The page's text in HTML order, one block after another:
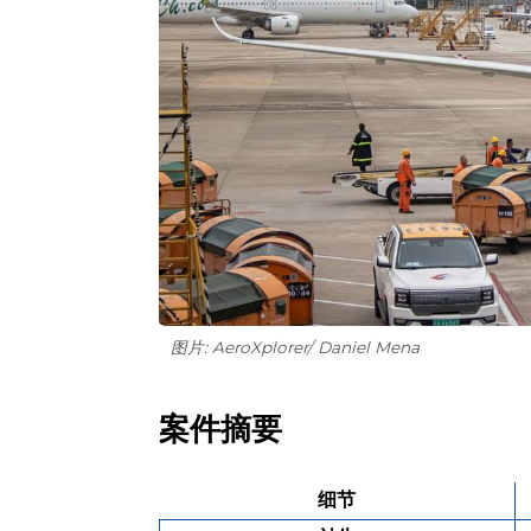
图片: AeroXplorer/ Daniel Mena
案件摘要
细节